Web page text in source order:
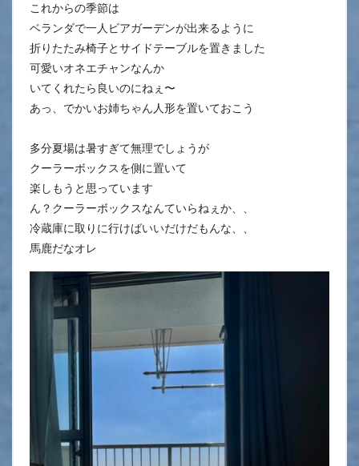
これからの季節は
ベランダで一人ビアガーデンが出来るように
折りたたみ椅子とサイドテーブルを置きました
可愛いオネエチャンなんか
いてくれたら良いのにねぇ〜
あっ、でかいお姉ちゃん人形を置いておこう
多分夏場は暑すぎて無理でしょうが
クーラーボックスを側に置いて
楽しもうと思っています
ん？クーラーボックスなんていらねぇか、、
冷蔵庫に取りに行けばいいだけだもんな、、
馬鹿だなオレ